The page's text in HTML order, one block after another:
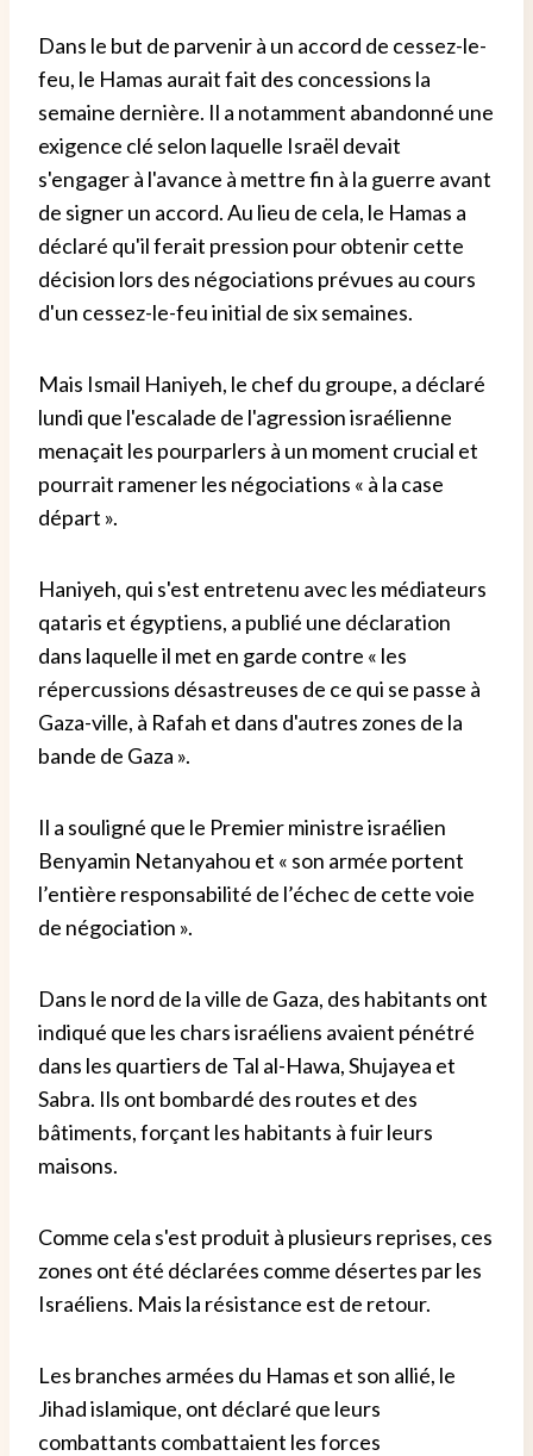
Dans le but de parvenir à un accord de cessez-le-
feu, le Hamas aurait fait des concessions la
semaine dernière. Il a notamment abandonné une
exigence clé selon laquelle Israël devait
s'engager à l'avance à mettre fin à la guerre avant
de signer un accord. Au lieu de cela, le Hamas a
déclaré qu'il ferait pression pour obtenir cette
décision lors des négociations prévues au cours
d'un cessez-le-feu initial de six semaines.
Mais Ismail Haniyeh, le chef du groupe, a déclaré
lundi que l'escalade de l'agression israélienne
menaçait les pourparlers à un moment crucial et
pourrait ramener les négociations « à la case
départ ».
Haniyeh, qui s'est entretenu avec les médiateurs
qataris et égyptiens, a publié une déclaration
dans laquelle il met en garde contre « les
répercussions désastreuses de ce qui se passe à
Gaza-ville, à Rafah et dans d'autres zones de la
bande de Gaza ».
Il a souligné que le Premier ministre israélien
Benyamin Netanyahou et « son armée portent
l’entière responsabilité de l’échec de cette voie
de négociation ».
Dans le nord de la ville de Gaza, des habitants ont
indiqué que les chars israéliens avaient pénétré
dans les quartiers de Tal al-Hawa, Shujayea et
Sabra. Ils ont bombardé des routes et des
bâtiments, forçant les habitants à fuir leurs
maisons.
Comme cela s'est produit à plusieurs reprises, ces
zones ont été déclarées comme désertes par les
Israéliens. Mais la résistance est de retour.
Les branches armées du Hamas et son allié, le
Jihad islamique, ont déclaré que leurs
combattants combattaient les forces